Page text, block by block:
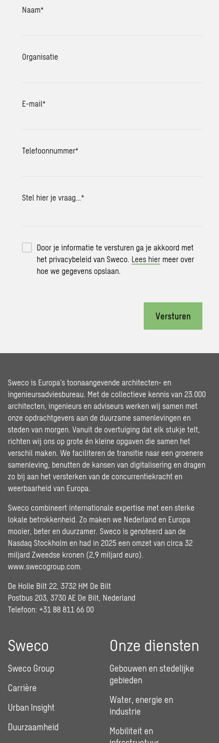
Naam*
Organisatie
E-mail*
Telefoonnummer*
Stel hier je vraag… *
Door je informatie te versturen ga je akkoord met
het privacybeleid van Sweco. Lees hier meer over
hoe we gegevens opslaan.
Versturen
Sweco is Europa’s toonaangevende architecten- en
ingenieursadviesbureau. Met de collectieve kennis van 23.000
architecten, ingenieurs en adviseurs werken wij samen met
onze opdrachtgevers aan de duurzame samenlevingen en
steden van morgen. Vanuit de overtuiging dat elk stukje telt,
richten wij ons op grote én kleine opgaven die samen het
verschil maken. We faciliteren de transitie naar een groenere
samenleving, benutten de kansen van digitalisering en dragen
zo bij aan het versterken van de concurrentiekracht en
weerbaarheid van Europa.
Sweco combineert internationale expertise met een sterke
lokale betrokkenheid. Zo maken we Nederland en Europa
mooier, beter en duurzamer. Sweco is genoteerd aan de
Nasdaq Stockholm en had in 2025 een omzet van circa 32
miljard Zweedse kronen (2,9 miljard euro).
www.swecogroup.com
De Holle Bilt 22, 3732 HM De Bilt
Postbus 203, 3730 AE De Bilt, Nederland
Telefoon: +31 88 811 66 00
Sweco
Sweco Group
Carrière
Urban Insight
Duurzaamheid
Onze diensten
Gebouwen en stedelijke
gebieden
Water, energie en
industrie
Mobiliteit en